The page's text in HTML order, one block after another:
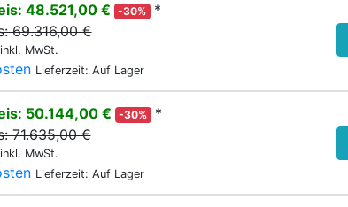
48.521,00 € -30%
*
69.316,00 €
MwSt.
Lieferzeit: Auf Lager
50.144,00 € -30%
*
71.635,00 €
MwSt.
Lieferzeit: Auf Lager